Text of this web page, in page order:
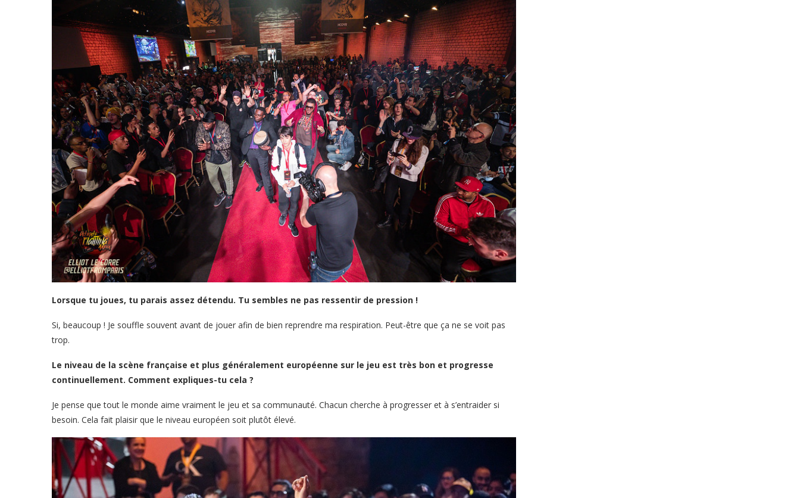
Lorsque tu joues, tu parais assez détendu. Tu sembles ne pas ressentir de pression !
Si, beaucoup ! Je souffle souvent avant de jouer afin de bien reprendre ma respiration. Peut-être que ça ne se voit pas
trop.
Le niveau de la scène française et plus généralement européenne sur le jeu est très bon et progresse
continuellement. Comment expliques-tu cela ?
Je pense que tout le monde aime vraiment le jeu et sa communauté. Chacun cherche à progresser et à s’entraider si
besoin. Cela fait plaisir que le niveau européen soit plutôt élevé.